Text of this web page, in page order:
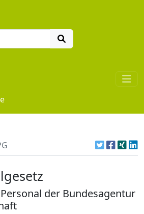
der Bundesagentur